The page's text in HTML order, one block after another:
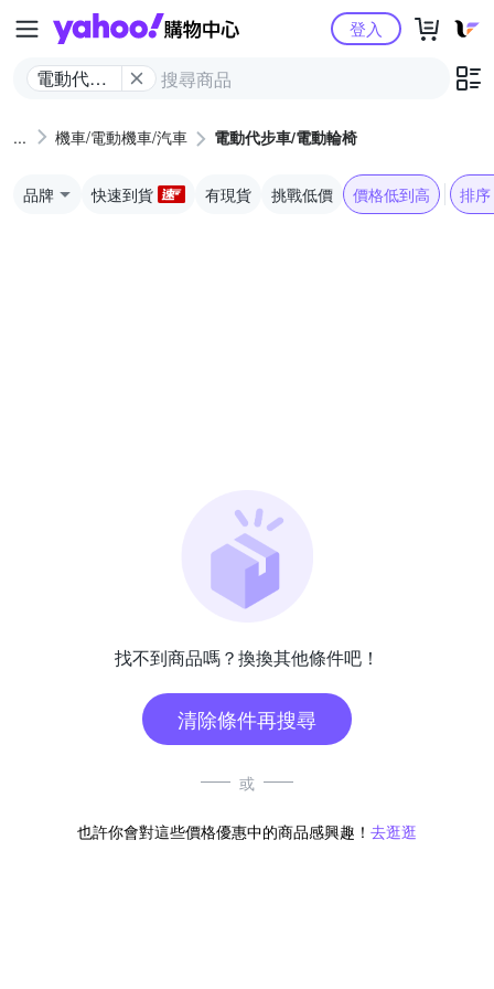
Yahoo購物中心
電動代步
椅
登入
機車/電動機車/汽車 電動代步車/電動輪椅
品牌 快速到貨 有現貨 挑戰低價 價格低到高 排序
找不到商品嗎？換換其他條件吧！
清除條件再搜尋
或
也許你會對這些價格優惠中的商品感興趣！ 去逛逛